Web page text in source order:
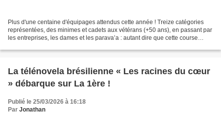
Plus d'une centaine d'équipages attendus cette année ! Treize catégories
représentées, des minimes et cadets aux vétérans (+50 ans), en passant par
les entreprises, les dames et les parava’a : autant dire que cette course
La télénovela brésilienne « Les racines du cœur
» débarque sur La 1ère !
Publié le 25/03/2026 à 16:18
Par Jonathan